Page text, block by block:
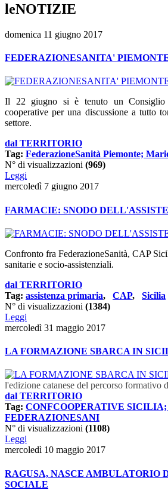
leNOTIZIE
domenica 11 giugno 2017
FEDERAZIONESANITA'
Il 22 giugno si è tenuto un Consiglio
cooperative per una discussione a tutto
settore.
dal TERRITORIO
Tag: FederazioneSanità Piemonte;
N° di visualizzazioni (969)
Leggi
mercoledì 7 giugno 2017
FARMACIE: SNODO
Confronto fra FederazioneSanità, CAP
sanitarie e socio-assistenziali.
dal TERRITORIO
Tag: assistenza primaria, CAP, Sicilia
N° di visualizzazioni (1384)
Leggi
mercoledì 31 maggio 2017
LA FORMAZIONE SBARCA IN
l'edizione catanese del percorso formativo
dal TERRITORIO
Tag: CONFCOOPERATIVE SICILIA;
FEDERAZIONESANI
N° di visualizzazioni (1108)
Leggi
mercoledì 10 maggio 2017
RAGUSA, NASCE AMBULATORIO
SOCIALE